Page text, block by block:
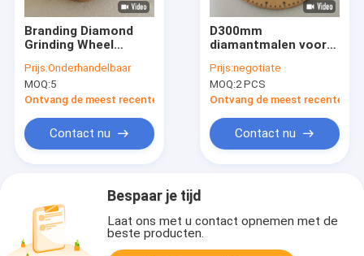
Branding Diamond
Grinding Wheel
D35/40 Geschikt voor
het lassen van
complexe en
structuren.
Prijs:Onderhandelbaar
MOQ:5
Ontvang de meest recente Prijs
Contact nu
D300mm
diamantmalen voor
steen met
vacuümgelijste
technologie
Prijs:negotiate
MOQ:2 PCS
Ontvang de meest recente
Contact nu
Bespaar je tijd
Laat ons met u contact opnemen met de
beste producten.